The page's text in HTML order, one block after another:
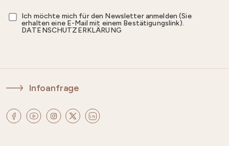
Ich möchte mich für den Newsletter anmelden (Sie
erhalten eine E-Mail mit einem Bestätigungslink).
DATENSCHUTZERKLÄRUNG
Infoanfrage